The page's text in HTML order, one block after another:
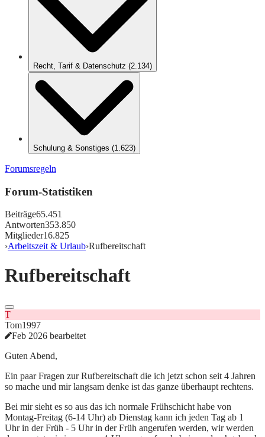
Recht, Tarif & Datenschutz (2.134)
Schulung & Sonstiges (1.623)
Forumsregeln
Forum-Statistiken
Beiträge65.451
Antworten353.850
Mitglieder16.825
›Arbeitszeit & Urlaub›Rufbereitschaft
Rufbereitschaft
T
Tom1997
Feb 2026 bearbeitet
Guten Abend,
Ein paar Fragen zur Rufbereitschaft die ich jetzt schon seit 4 Jahren
so mache und mir langsam denke ist das ganze überhaupt rechtens.
Bei mir sieht es so aus das ich normale Frühschicht habe von
Montag-Freitag (6-14 Uhr) ab Dienstag kann ich jeden Tag ab 1
Uhr in der Früh - 5 Uhr in der Früh angerufen werden, wir werden